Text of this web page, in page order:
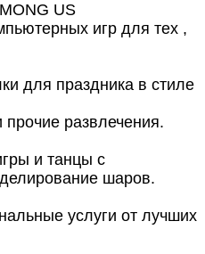
US
игр для тех ,
для праздника в стиле
прочие развлечения.
и танцы с
шаров.
услуги от лучших